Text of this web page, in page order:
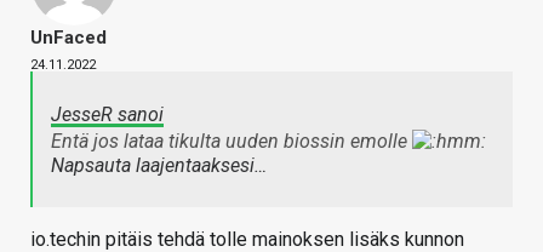
UnFaced
24.11.2022
JesseR sanoi
Entä jos lataa tikulta uuden biossin emolle
Napsauta laajentaaksesi…
io.techin pitäis tehdä tolle mainoksen lisäks kunnon